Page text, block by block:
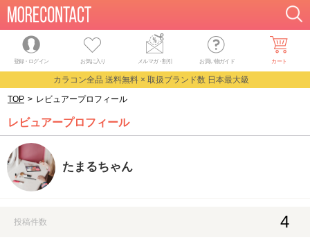
登録・ログイン お気に入り メルマガ・割引 お買い物ガイド カート
カラコン全品 送料無料 × 取扱ブランド数 日本最大級
TOP > レビュアープロフィール
レビュアープロフィール
たまるちゃん
投稿件数 4